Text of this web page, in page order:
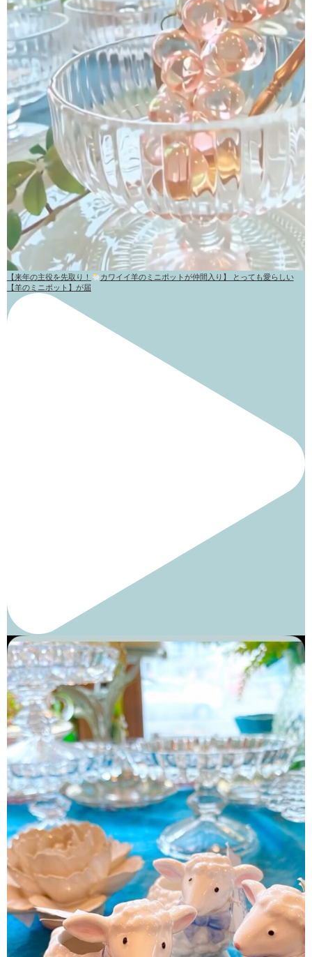
【来年の主役を先取り！
カワイイ羊のミニポットが仲間入り】 とっても愛らしい
【羊のミニポット】が届